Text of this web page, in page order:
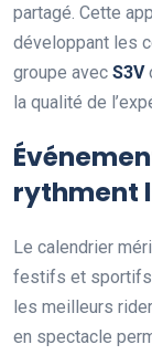
partagé. Cette
développant les
groupe avec S3V
la qualité de
rythment
Le calendrier
festifs et
les meilleurs
en spectacle